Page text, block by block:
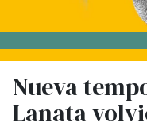
Nueva
Lanata